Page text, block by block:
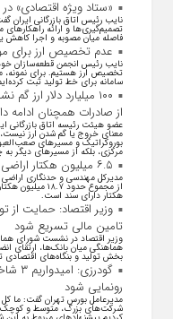
«ستاد ویژه اقتصادی» در
نایب رئیس اتاق بازرگانی
تصمیم‌گیری‌ها و ارائه
فاصله میان مصوبه و اجرا کاهش
عدم تخصیص ارز برای
نایب رئیس انجمن قطعه‌سازان
سامانه برای خط تولید ثبت
۱۰۰ میلیارد دلار
از صادرات همچنان ادامه
معنای خروج یا گم شدن ارز نیست،
بوروکراتیک و مسیر‌های
مرکزی، بلکه از مسیر‌های دیگر
۶.۵ میلیون هکتار اراضی کشاورزی دارای سند است
مدیرکل مهندسی و حدنگاری
هکتار دارای سند است.
وزیر اقتصاد: حمایت از
تامین مالی تسریع شود
وزیر اقتصاد در نشست شورای
هماهنگی میان بانک‌ها، ارتقای
بخش تولید و بنگاه‌های اقتصادی
رونمایی شود
مدیرعامل بورس تهران گفت: ما
شرکت‌های بزرگ، متوسط و